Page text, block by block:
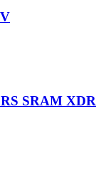
SRAM XDR